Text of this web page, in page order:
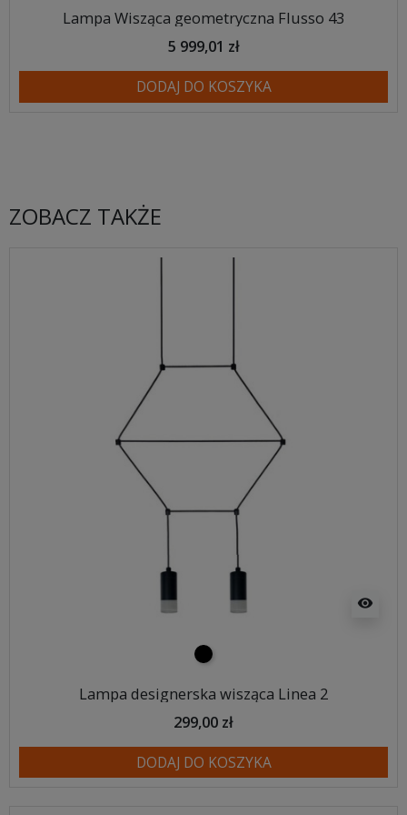
Lampa Wisząca geometryczna Flusso 43
5 999,01 zł
DODAJ DO KOSZYKA
ZOBACZ TAKŻE
visibility
czarny
Lampa designerska wisząca Linea 2
299,00 zł
DODAJ DO KOSZYKA